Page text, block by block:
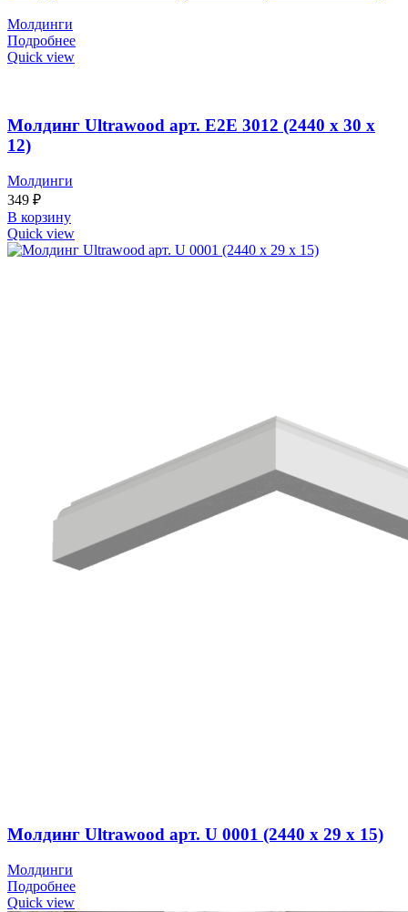
Молдинги
Подробнее
Quick view
Молдинг Ultrawood арт. E2E 3012 (2440 х 30 х
12)
Молдинги
349 ₽
В корзину
Quick view
Молдинг Ultrawood арт. U 0001 (2440 х 29 х 15)
Молдинги
Подробнее
Quick view